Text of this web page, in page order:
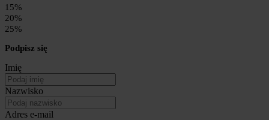
15%
20%
25%
Podpisz się
Imię
Nazwisko
Adres e-mail